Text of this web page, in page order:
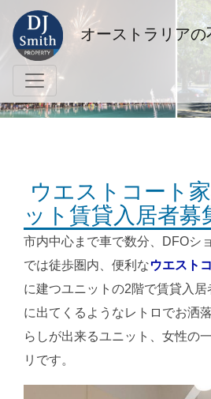
オーストラリア
ウエストコート
ット賃貸入居者募
市内中心まで車で数分、DFOシ
では徒歩圏内、便利なウエスト
に建つユニットの2階で賃貸入
に出てくるようなレトロでお洒
らしが出来るユニット、女性の
リです。